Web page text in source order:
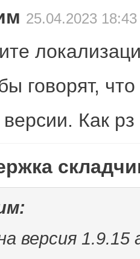
25.04.2023 18:43
говорят,
версии. Как
версия